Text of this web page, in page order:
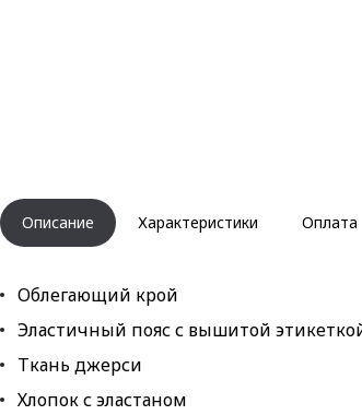
Описание Характеристики Оплата
Облегающий крой
Эластичный пояс с вышитой
Ткань джерси
Хлопок с эластаном